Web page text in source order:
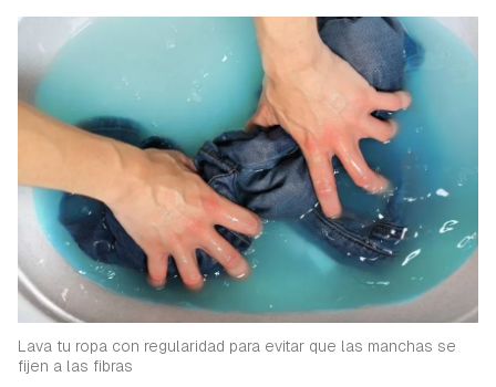
Lava tu ropa con regularidad para evitar que las manchas se
fijen a las fibras